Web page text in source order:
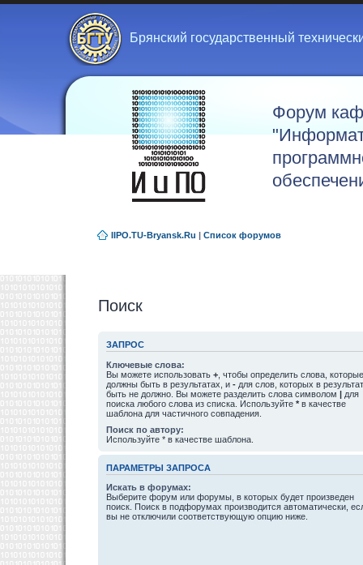
Брянский государственный
Форум
IIPO.TU-Bryansk.Ru | Список форумов
Поиск
ЗАПРОС
Ключевые слова:
Вы можете использовать + , чтобы определить слова, которые
должны быть в результатах, и - для слов, которых в
быть не должно. Вы можете разделить слова символом | для
поиска любого слова из списка. Используйте * в качестве
шаблона для частичного совпадения.
Поиск по автору:
Используйте * в качестве шаблона.
ПАРАМЕТРЫ ЗАПРОСА
Искать в форумах:
Выберите форум или форумы, в которых будет произведен
поиск. Поиск в подфорумах производится автоматически,
вы не отключили соответствующую опцию ниже.